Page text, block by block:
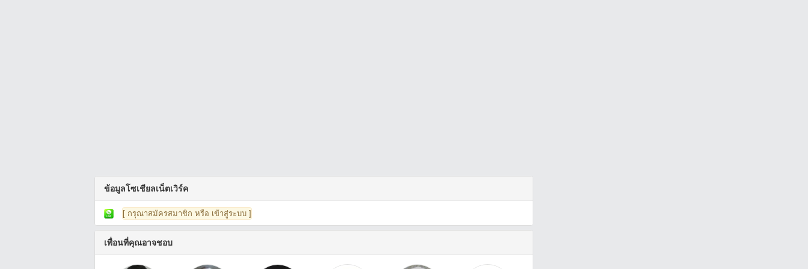
ข้อมูลโซเชียลเน็ตเวิร์ค
[ กรุณาสมัครสมาชิก หรือ เข้าสู่ระบบ ]
เพื่อนที่คุณอาจชอบ